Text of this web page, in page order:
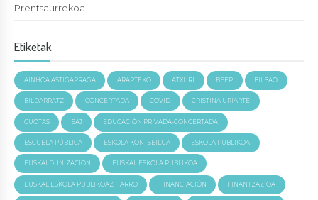
Prentsaurrekoa
Etiketak
AINHOA ASTIGARRAGA ARARTEKO ATXURI BEEP BILBAO
BILDARRATZ CONCERTADA COVID CRISTINA URIARTE
CUOTAS EAJ EDUCACIÓN PRIVADA-CONCERTADA
ESCUELA PÚBLICA ESKOLA KONTSEILUA ESKOLA PUBLIKOA
EUSKALDUNIZACIÓN EUSKAL ESKOLA PUBLIKOA
EUSKAL ESKOLA PUBLIKOAZ HARRO FINANCIACIÓN FINANTZAZIOA